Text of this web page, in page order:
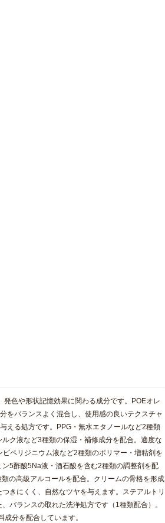
色や形状記憶効果に関わる成分です。POEオレ
をバランスよく混合し、使用感の良いテクスチャ
える処方です。PPG・無水エタノールなど2種類
ク液など3種類の保湿・補修成分を配合。適度な
ペリジニウム液など2種類のポリマー・増粘剤を
5酢酸5Na液・酒石酸を含む2種類の調整剤を配
の高級アルコールを配合。クリームの骨格を形成
きにくく、自然なツヤを与えます。ステアルトリ
バランスの取れた洗浄処方です（1種類配合）。
分を配合しています。